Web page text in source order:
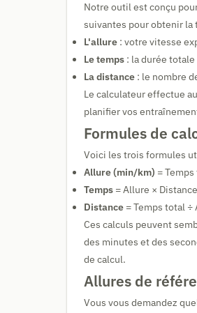
Notre outil est conçu
suivantes pour obtenir la
L'allure : votre vitesse
Le temps : la durée
La distance : le nombre
Le calculateur effectue
planifier vos
Formules de
Voici les trois formules
Allure (min/km) =
Temps = Allure × Distance
Distance = Temps total ÷
Ces calculs peuvent
des minutes et des
de calcul.
Allures de
Vous vous demandez